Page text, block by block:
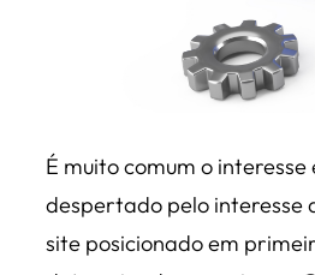
É muito comum o interesse
despertado pelo interesse
site posicionado em